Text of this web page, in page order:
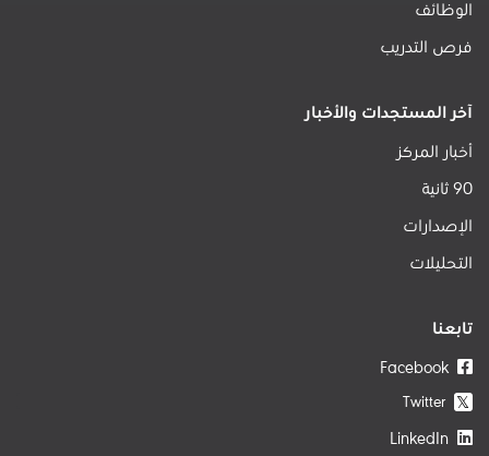
الوظائف
فرص التدريب
آخر المستجدات والأخبار
أخبار المركز
90 ثانية
الإصدارات
التحليلات
تابعنا
𝕏
Twitter